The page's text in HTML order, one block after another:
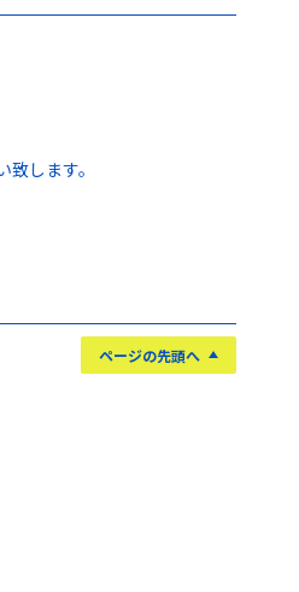
します。
ページの先頭へ